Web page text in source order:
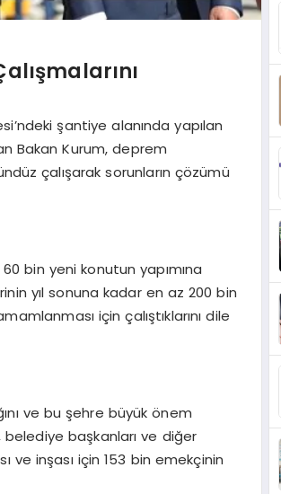
şantiye alanında yapılan
Bakan Kurum, deprem
çalışarak sorunların çözümü
bin yeni konutun yapımına
yıl sonuna kadar en az 200 bin
için çalıştıklarını dile
ve bu şehre büyük önem
başkanları ve diğer
ve inşası için 153 bin emekçinin